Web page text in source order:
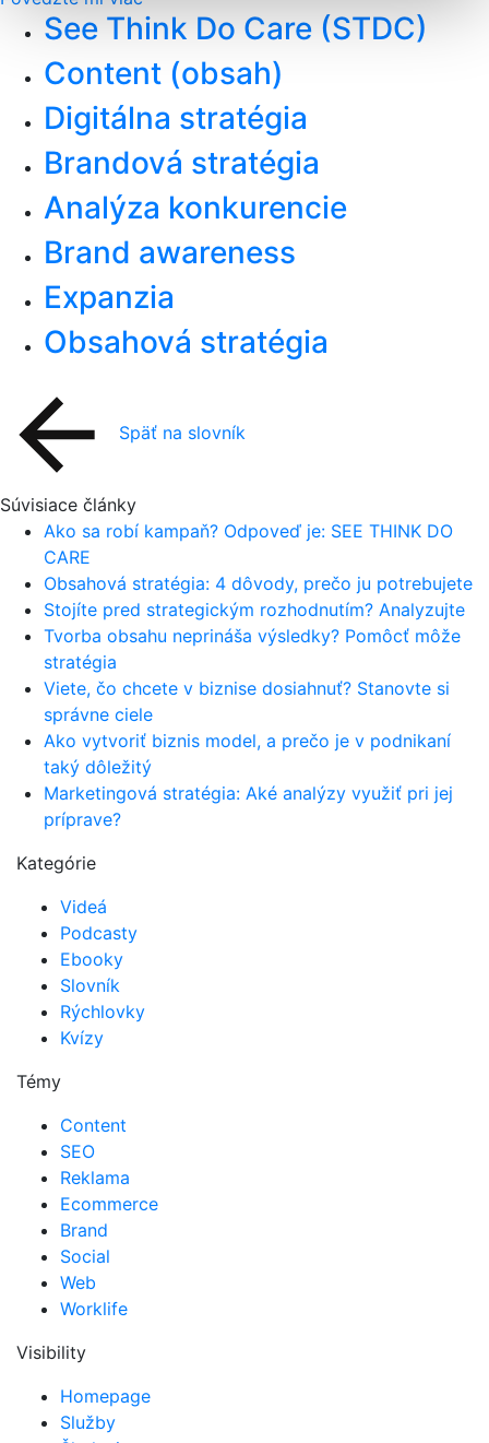
See Think Do Care (STDC)
Content (obsah)
Digitálna stratégia
Brandová stratégia
Analýza konkurencie
Brand awareness
Expanzia
Obsahová stratégia
Späť na slovník
Súvisiace články
Ako sa robí kampaň? Odpoveď je: SEE THINK DO
CARE
Obsahová stratégia: 4 dôvody, prečo ju potrebujete
Stojíte pred strategickým rozhodnutím? Analyzujte
Tvorba obsahu neprináša výsledky? Pomôcť môže
stratégia
Viete, čo chcete v biznise dosiahnuť? Stanovte si
správne ciele
Ako vytvoriť biznis model, a prečo je v podnikaní
taký dôležitý
Marketingová stratégia: Aké analýzy využiť pri jej
príprave?
Kategórie
Videá
Podcasty
Ebooky
Slovník
Rýchlovky
Kvízy
Témy
Content
SEO
Reklama
Ecommerce
Brand
Social
Web
Worklife
Visibility
Homepage
Služby